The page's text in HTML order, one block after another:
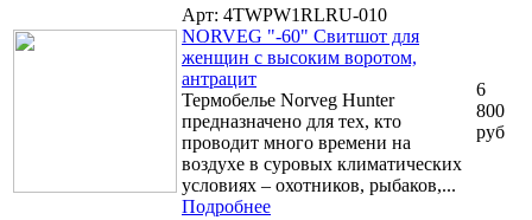
Арт: 4TWPW1RLRU-010
NORVEG "-60" Свитшот для
женщин с высоким воротом,
антрацит
Термобелье Norveg Hunter
предназначено для тех, кто
проводит много времени на
воздухе в суровых климатических
условиях – охотников, рыбаков,...
Подробнее
6
800
руб